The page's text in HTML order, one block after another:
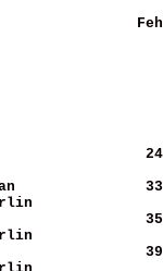
OLV
Berlin
Berlin